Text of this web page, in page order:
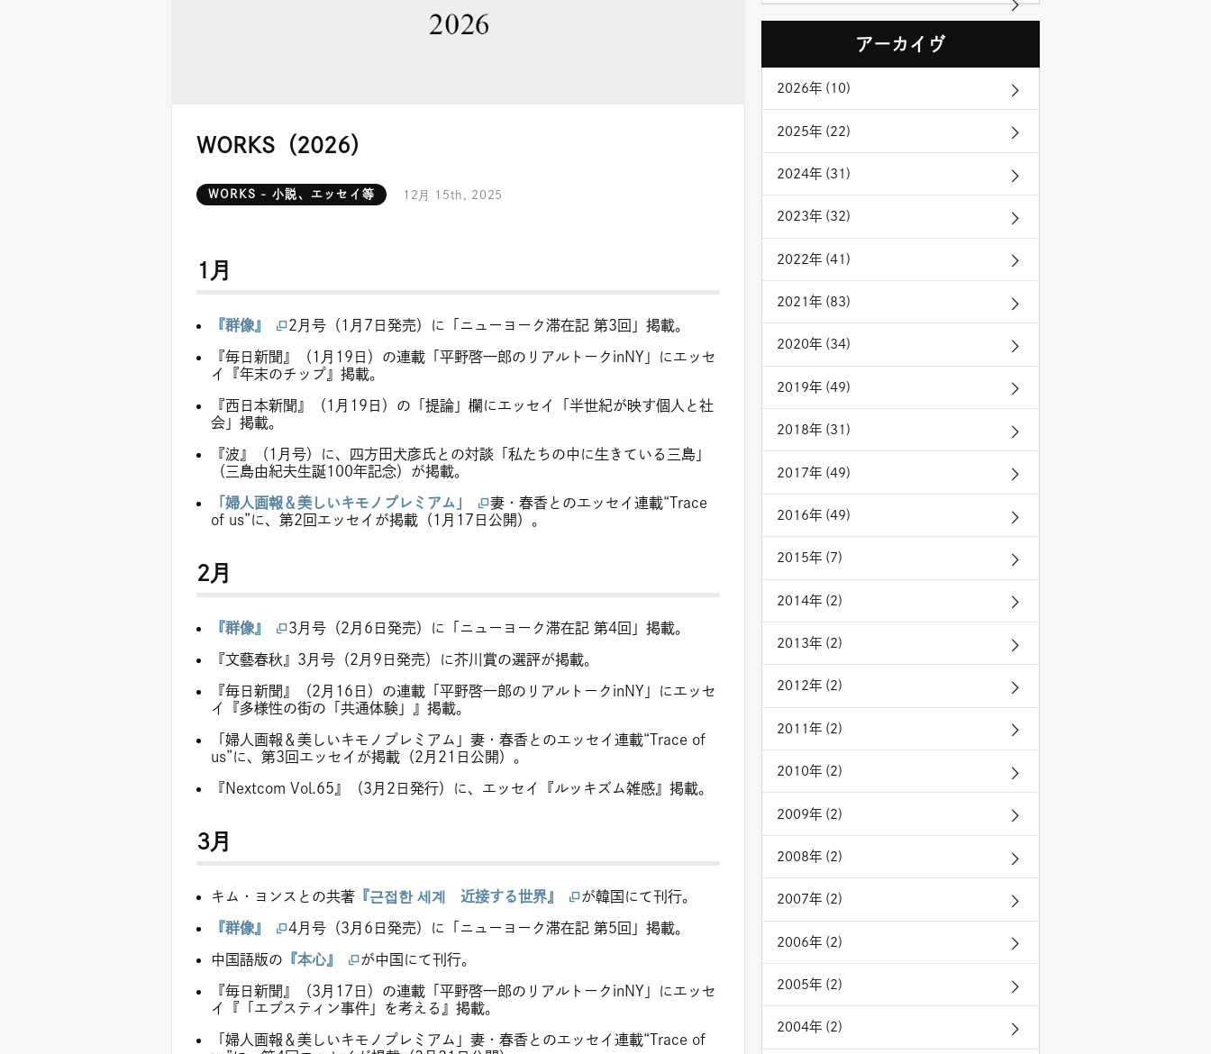
WORKS（2026）
WORKS - 小説、エッセイ等 12月 15th, 2025
1月
『群像』 2月号（1月7日発売）に「ニューヨーク滞在記 第3回」掲載。
『毎日新聞』（1月19日）の連載「平野啓一郎のリアルトークinNY」にエッセ
イ『年末のチップ』掲載。
『西日本新聞』（1月19日）の「提論」欄にエッセイ「半世紀が映す個人と社
会」掲載。
『波』（1月号）に、四方田犬彦氏との対談「私たちの中に生きている三島」
（三島由紀夫生誕100年記念）が掲載。
「婦人画報＆美しいキモノプレミアム」
妻・春香とのエッセイ連載“Trace
of us”に、第2回エッセイが掲載（1月17日公開）。
2月
『群像』 3月号（2月6日発売）に「ニューヨーク滞在記 第4回」掲載。
『文藝春秋』3月号（2月9日発売）に芥川賞の選評が掲載。
『毎日新聞』（2月16日）の連載「平野啓一郎のリアルトークinNY」にエッセ
イ『多様性の街の「共通体験」』掲載。
「婦人画報＆美しいキモノプレミアム」妻・春香とのエッセイ連載“Trace of
us”に、第3回エッセイが掲載（2月21日公開）。
『Nextcom Vol.65』（3月2日発行）に、エッセイ『ルッキズム雑感』掲載。
3月
キム・ヨンスとの共著 『근접한 세계 近接する世界』 が韓国にて刊行。
『群像』 4月号（3月6日発売）に「ニューヨーク滞在記 第5回」掲載。
中国語版の 『本心』 が中国にて刊行。
『毎日新聞』（3月17日）の連載「平野啓一郎のリアルトークinNY」にエッセ
イ『「エプスティン事件」を考える』掲載。
「婦人画報＆美しいキモノプレミアム」妻・春香とのエッセイ連載“Trace of
アーカイヴ
2026年 (10)
2025年 (22)
2024年 (31)
2023年 (32)
2022年 (41)
2021年 (83)
2020年 (34)
2019年 (49)
2018年 (31)
2017年 (49)
2016年 (49)
2015年 (7)
2014年 (2)
2013年 (2)
2012年 (2)
2011年 (2)
2010年 (2)
2009年 (2)
2008年 (2)
2007年 (2)
2006年 (2)
2005年 (2)
2004年 (2)